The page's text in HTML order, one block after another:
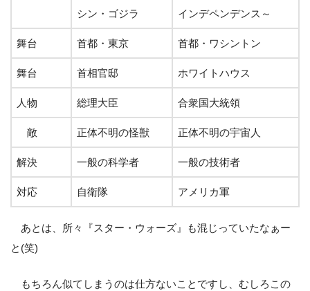
シン・ゴジラ インデペンデンス～
舞台 首都・東京 首都・ワシントン
舞台 首相官邸 ホワイトハウス
人物 総理大臣 合衆国大統領
敵 正体不明の怪獣 正体不明の宇宙人
解決 一般の科学者 一般の技術者
対応 自衛隊 アメリカ軍
あとは、所々『スター・ウォーズ』も混じっていたなぁー
と(笑)
もちろん似てしまうのは仕方ないことですし、むしろこの